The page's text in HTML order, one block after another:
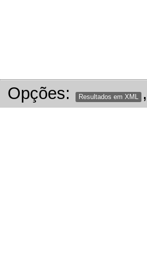
Opções: Resultados em XML ,